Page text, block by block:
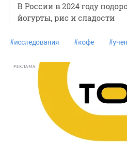
В России в 2024 году
йогурты, рис и сладости
#исследования #кофе #
РЕКЛАМА